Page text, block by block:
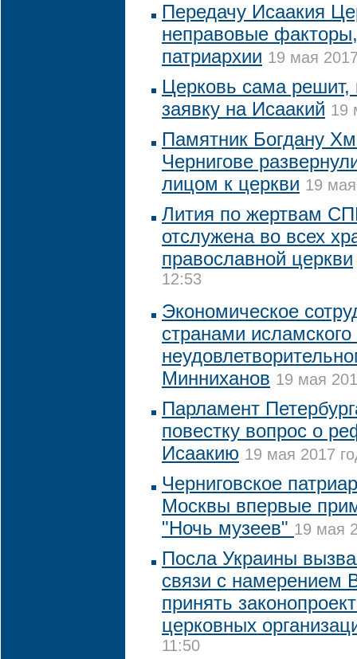
Передачу Исаакия
неправовые
патриархии 19 мая
Церковь сама решит,
заявку на Исаакий 19
Памятник Богдану
Чернигове
лицом к церкви 19
Лития по жертвам
отслужена во всех
православной церкви
12:53
Экономическое
странами
Минниханов 19 мая
Парламент
повестку вопрос о
Исаакию 19 мая 2017
Черниговское
Москвы впервые
"Ночь музеев" 19 мая
Посла Украины
связи с намерением
принять
церковных
11:50